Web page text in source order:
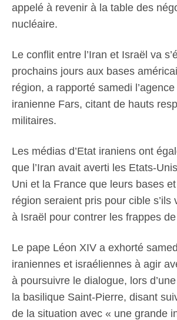
appelé à revenir à la table des
nucléaire.
Le conflit entre l’Iran et Israël va
prochains jours aux bases
région, a rapporté samedi
iranienne Fars, citant de hauts
militaires.
Les médias d’Etat iraniens ont
que l’Iran avait averti les Etats-
Uni et la France que leurs bases
région seraient pris pour cible s’ils
à Israël pour contrer les frappes
Le pape Léon XIV a exhorté
iraniennes et israéliennes à agir
à poursuivre le dialogue, lors
la basilique Saint-Pierre, disant
de la situation avec « une grande